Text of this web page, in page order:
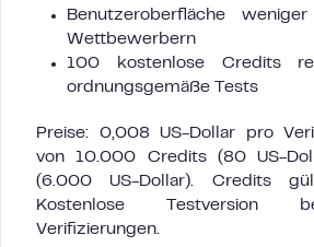
Benutzeroberfläche
Wettbewerbern
100 kostenlose Credits
ordnungsgemäße Tests
Preise: 0,008 US-Dollar pro
von 10.000 Credits (80 US-
(6.000 US-Dollar). Credits
Kostenlose Testversion
Verifizierungen.